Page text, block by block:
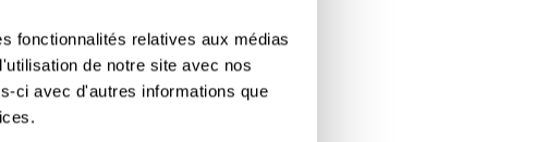
fonctionnalités relatives aux médias
de notre site avec nos
ci avec d'autres informations que
vit